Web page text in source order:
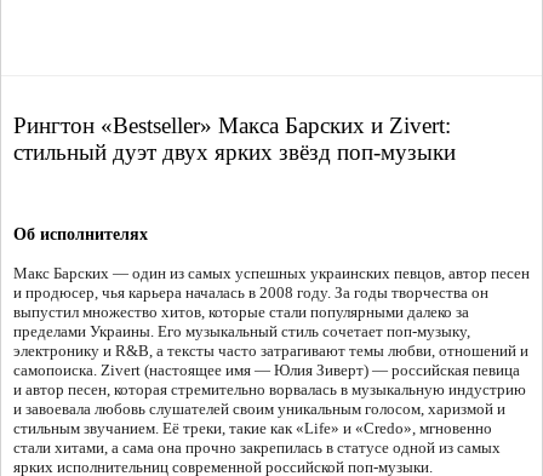
Рингтон «Bestseller» Макса Барских и Zivert:
стильный дуэт двух ярких звёзд поп-музыки
Об исполнителях
Макс Барских — один из самых успешных украинских певцов, автор песен
и продюсер, чья карьера началась в 2008 году. За годы творчества он
выпустил множество хитов, которые стали популярными далеко за
пределами Украины. Его музыкальный стиль сочетает поп-музыку,
электронику и R&B, а тексты часто затрагивают темы любви, отношений и
самопоиска. Zivert (настоящее имя — Юлия Зиверт) — российская певица
и автор песен, которая стремительно ворвалась в музыкальную индустрию
и завоевала любовь слушателей своим уникальным голосом, харизмой и
стильным звучанием. Её треки, такие как «Life» и «Credo», мгновенно
стали хитами, а сама она прочно закрепилась в статусе одной из самых
ярких исполнительниц современной российской поп-музыки.